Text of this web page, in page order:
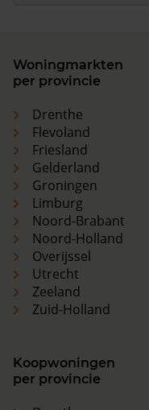
Woningmarkten
per provincie
Drenthe
Flevoland
Friesland
Gelderland
Groningen
Limburg
Noord-Brabant
Noord-Holland
Overijssel
Utrecht
Zeeland
Zuid-Holland
Koopwoningen
per provincie